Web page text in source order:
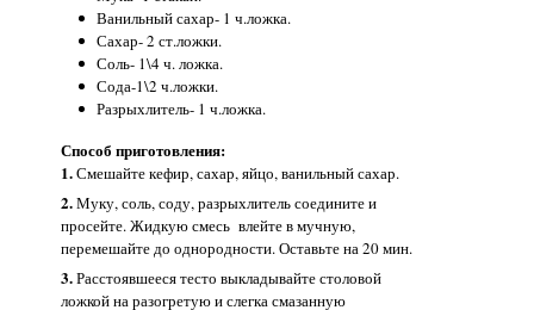
Ванильный сахар- 1 ч.ложка.
Сахар- 2 ст.ложки.
Соль- 1\4 ч. ложка.
Сода-1\2 ч.ложки.
Разрыхлитель- 1 ч.ложка.
Способ приготовления:
1.Смешайте кефир, сахар, яйцо, ванильный сахар.
2.Муку, соль, соду, разрыхлитель соедините и
просейте. Жидкую смесь влейте в мучную,
перемешайте до однородности. Оставьте на 20 мин.
3.Расстоявшееся тесто выкладывайте столовой
ложкой на разогретую и слегка смазанную